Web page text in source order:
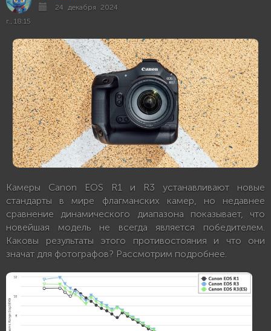
24 декабря 2024
г., 18:15
Камеры Canon EOS R1 и R3 устанавливают новые
стандарты в мире флагманских камер, но недавнее
сравнение динамического диапазона показывает, что
новейшая модель не всегда является победителем.
Каковы результаты этого противостояния и что они
значат для фотографов? Рассмотрим подробнее.